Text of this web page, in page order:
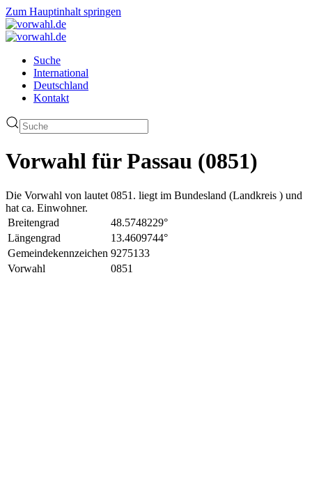
Zum Hauptinhalt springen
Suche
International
Deutschland
Kontakt
Vorwahl für Passau (0851)
Die Vorwahl von lautet 0851. liegt im Bundesland (Landkreis ) und
hat ca. Einwohner.
Breitengrad
48.5748229°
Längengrad
13.4609744°
Gemeindekennzeichen 9275133
Vorwahl
0851